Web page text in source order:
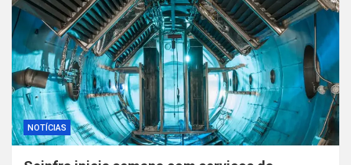
NOTÍCIAS